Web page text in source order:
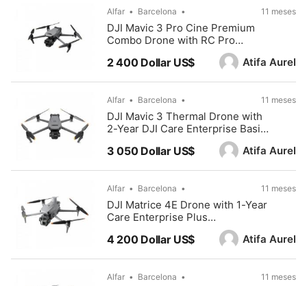
Atifa Aurel
Alfar Barcelona 11 meses
DJI Mavic 3 Pro Cine Premium
Combo Drone with RC Pro
2 400 Dollar US$
Atifa Aurel
Alfar Barcelona 11 meses
DJI Mavic 3 Thermal Drone with
2-Year DJI Care Enterprise Basic
3 050 Dollar US$
Atifa Aurel
Alfar Barcelona 11 meses
DJI Matrice 4E Drone with 1-Year
Care Enterprise Plus
4 200 Dollar US$
Alfar Barcelona 11 meses